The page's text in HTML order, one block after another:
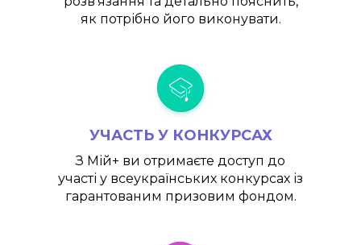
як потрібно його виконувати.
УЧАСТЬ У КОНКУРСАХ
З Мій+ ви отримаєте доступ до
участі у всеукраїнських конкурсах із
гарантованим призовим фондом.